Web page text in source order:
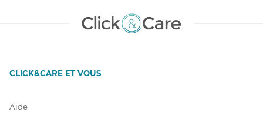
CLICK&CARE ET VOUS
Aide